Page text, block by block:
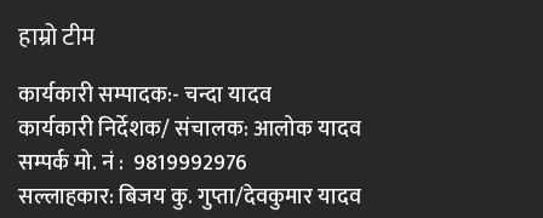
हाम्रो टीम
कार्यकारी सम्पादक:- चन्दा यादव
कार्यकारी निर्देशक/ संचालक: आलोक यादव
सम्पर्क मो. नं : 9819992976
सल्लाहकार: बिजय कु. गुप्ता/देवकुमार यादव